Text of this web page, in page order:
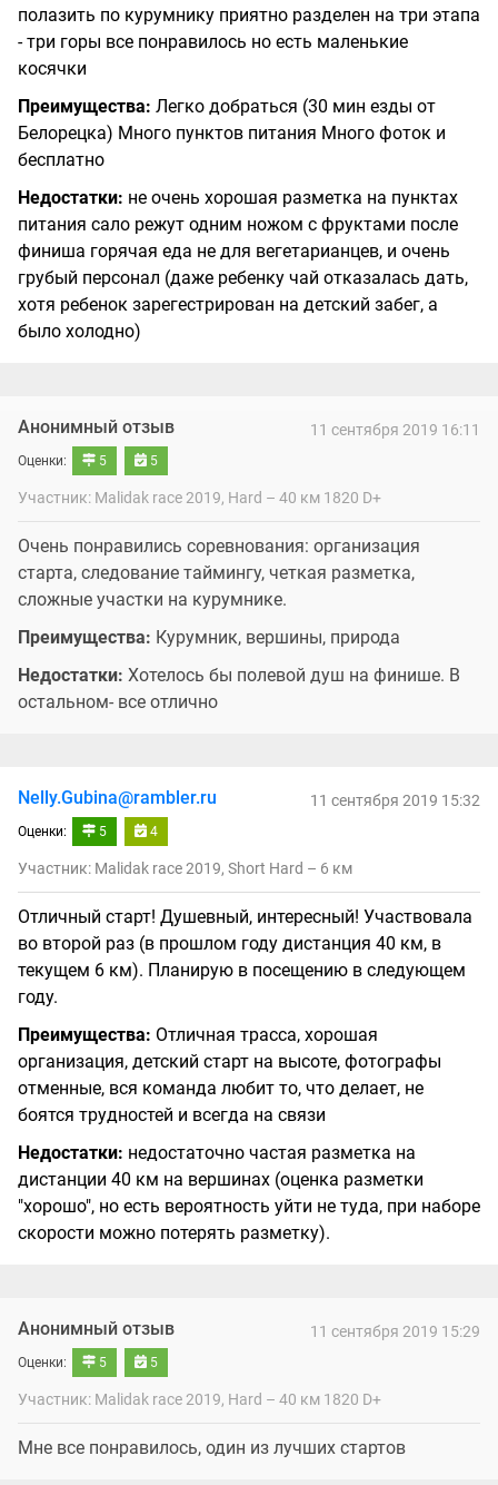
полазить по курумнику приятно разделен на три этапа
- три горы все понравилось но есть маленькие
косячки
Преимущества: Легко добраться (30 мин езды от
Белорецка) Много пунктов питания Много фоток и
бесплатно
Недостатки: не очень хорошая разметка на пунктах
питания сало режут одним ножом с фруктами после
финиша горячая еда не для вегетарианцев, и очень
грубый персонал (даже ребенку чай отказалась дать,
хотя ребенок зарегестрирован на детский забег, а
было холодно)
Анонимный отзыв
Оценки: 5 5
11 сентября 2019 16:11
Участник: Malidak race 2019, Hard – 40 км 1820 D+
Очень понравились соревнования: организация
старта, следование таймингу, четкая разметка,
сложные участки на курумнике.
Преимущества: Курумник, вершины, природа
Недостатки: Хотелось бы полевой душ на финише. В
остальном- все отлично
Nelly.Gubina@rambler.ru
Оценки: 5 4
11 сентября 2019 15:32
Участник: Malidak race 2019, Short Hard – 6 км
Отличный старт! Душевный, интересный! Участвовала
во второй раз (в прошлом году дистанция 40 км, в
текущем 6 км). Планирую в посещению в следующем
году.
Преимущества: Отличная трасса, хорошая
организация, детский старт на высоте, фотографы
отменные, вся команда любит то, что делает, не
боятся трудностей и всегда на связи
Недостатки: недостаточно частая разметка на
дистанции 40 км на вершинах (оценка разметки
"хорошо", но есть вероятность уйти не туда, при наборе
скорости можно потерять разметку).
Анонимный отзыв
Оценки: 5 5
11 сентября 2019 15:29
Участник: Malidak race 2019, Hard – 40 км 1820 D+
Мне все понравилось, один из лучших стартов